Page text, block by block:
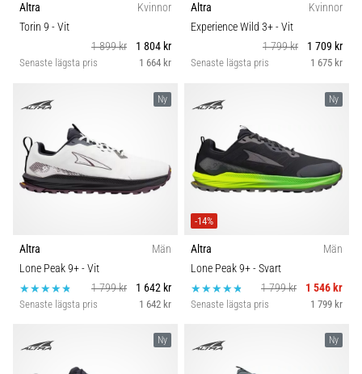
Altra
Kvinnor
Torin 9 - Vit
1 899 kr
1 804 kr
Senaste lägsta pris 1 664 kr
Altra
Kvinnor
Experience Wild 3+- Vit
1 799 kr
1 709 kr
Senaste lägsta pris 1 675 kr
Ny
Altra
Män
Lone Peak 9+- Vit
1 799 kr
1 642 kr
Senaste lägsta pris 1 642 kr
Ny
-14%
Altra
Män
Lone Peak 9+- Svart
1 799 kr
1 546 kr
Senaste lägsta pris 1 799 kr
Ny Ny